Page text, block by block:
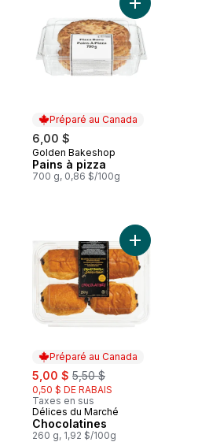
Préparé au Canada
6,00 $
Préparé au Canada
Golden Bakeshop
Pains à pizza
700 g, 0,86 $/100g
Ajouter
Préparé au Canada
sale:
5,00 $ , formerly:
5,50 $
0,50 $ DE RABAIS
Taxes en sus
Préparé au Canada
Délices du Marché
Chocolatines
260 g, 1,92 $/100g
Ajouter